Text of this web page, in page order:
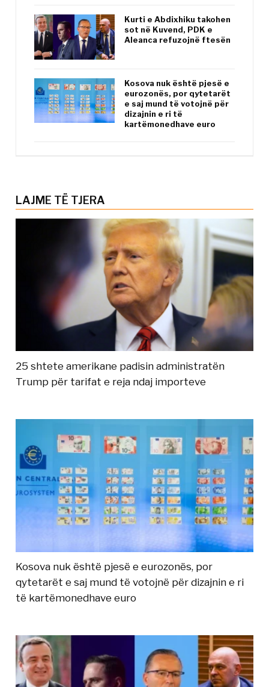
Kurti e Abdixhiku takohen
sot në Kuvend, PDK e
Aleanca refuzojnë ftesën
Kosova nuk është pjesë e
eurozonës, por qytetarët
e saj mund të votojnë për
dizajnin e ri të
kartëmonedhave euro
LAJME TË TJERA
25 shtete amerikane padisin administratën
Trump për tarifat e reja ndaj importeve
Kosova nuk është pjesë e eurozonës, por
qytetarët e saj mund të votojnë për dizajnin e ri
të kartëmonedhave euro